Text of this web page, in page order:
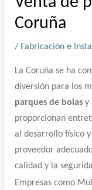
Coruña
/ Fabricación e
La Coruña se ha
diversión para los
parques de bolasy
proporcionan
al desarrollo físico y
proveedor
calidad y la
Empresas como